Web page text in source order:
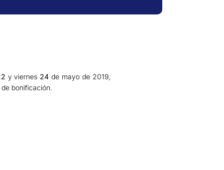
y viernes 24de mayo de 2019,
de bonificación.